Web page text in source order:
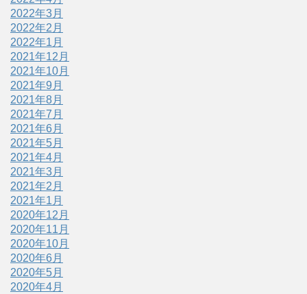
2022年3月
2022年2月
2022年1月
2021年12月
2021年10月
2021年9月
2021年8月
2021年7月
2021年6月
2021年5月
2021年4月
2021年3月
2021年2月
2021年1月
2020年12月
2020年11月
2020年10月
2020年6月
2020年5月
2020年4月